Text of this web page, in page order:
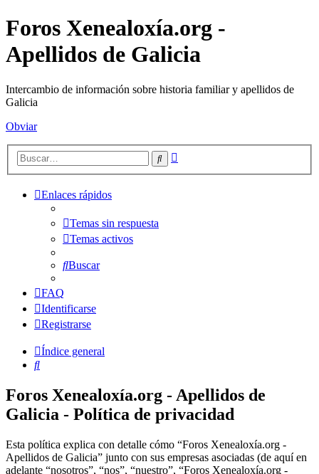
Foros Xenealoxía.org -
Apellidos de Galicia
Intercambio de información sobre historia familiar y apellidos de
Galicia
Obviar
Buscar
Enlaces rápidos
Temas sin respuesta
Temas activos
Buscar
FAQ
Identificarse
Registrarse
Índice general
Buscar
Foros Xenealoxía.org - Apellidos de
Galicia - Política de privacidad
Esta política explica con detalle cómo “Foros Xenealoxía.org -
Apellidos de Galicia” junto con sus empresas asociadas (de aquí en
adelante “nosotros”, “nos”, “nuestro”, “Foros Xenealoxía.org -